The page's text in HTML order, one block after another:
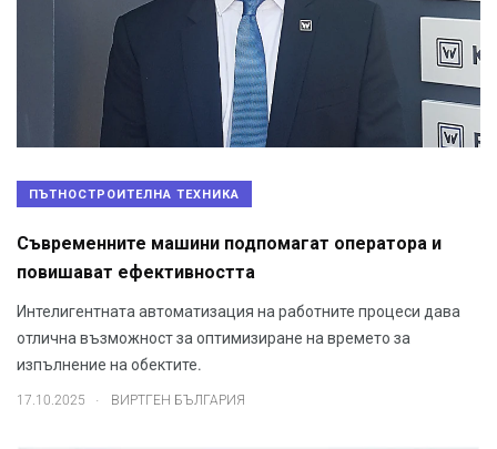
ПЪТНОСТРОИТЕЛНА ТЕХНИКА
Съвременните машини подпомагат оператора и
повишават ефективността
Интелигентната автоматизация на работните процеси дава
отлична възможност за оптимизиране на времето за
изпълнение на обектите.
17.10.2025 . ВИРТГЕН БЪЛГАРИЯ